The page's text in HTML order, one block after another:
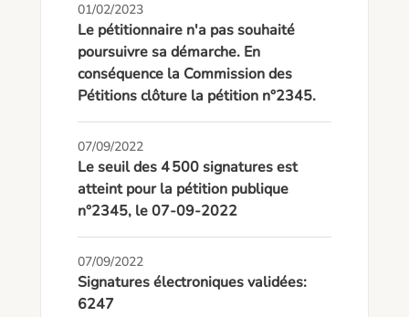
01/02/2023
Le pétitionnaire n'a pas souhaité
poursuivre sa démarche. En
conséquence la Commission des
Pétitions clôture la pétition n°2345.
07/09/2022
Le seuil des 4 500 signatures est
atteint pour la pétition publique
n°2345, le 07-09-2022
07/09/2022
Signatures électroniques validées:
6247